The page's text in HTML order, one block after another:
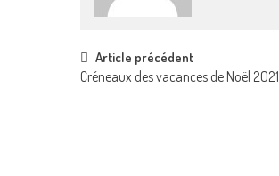
Post
Article précédent
Créneaux des vacances de Noël 2021